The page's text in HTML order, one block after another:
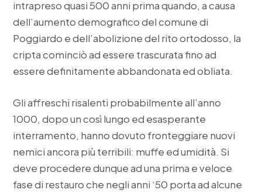
intrapreso quasi 500 anni prima quando, a causa
dell’aumento demografico del comune di
Poggiardo e dell’abolizione del rito ortodosso, la
cripta cominciò ad essere trascurata fino ad
essere definitamente abbandonata ed obliata.
Gli affreschi risalenti probabilmente all’anno
1000, dopo un così lungo ed esasperante
interramento, hanno dovuto fronteggiare nuovi
nemici ancora più terribili: muffe ed umidità. Si
deve procedere dunque ad una prima e veloce
fase di restauro che negli anni ‘50 porta ad alcune